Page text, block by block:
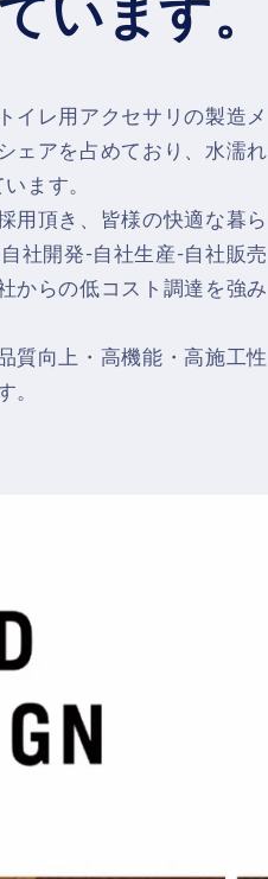
います。
イレ用アクセサリの製造メ
ェアを占めており、水濡れ
ます。
用頂き、皆様の快適な暮ら
社開発-自社生産-自社販売
からの低コスト調達を強み
質向上・高機能・高施工性
。